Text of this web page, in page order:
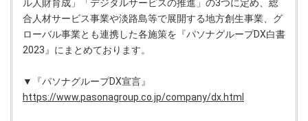
ル人財育成」「デジタルサービスの推進」の3つに定め、総
合人材サービス事業や淡路島等で展開する地方創生事業、グ
ローバル事業とも連携した各施策を『パソナグループDX白書
2023』にまとめております。
▼『パソナグループDX宣言』
https://www.pasonagroup.co.jp/company/dx.html